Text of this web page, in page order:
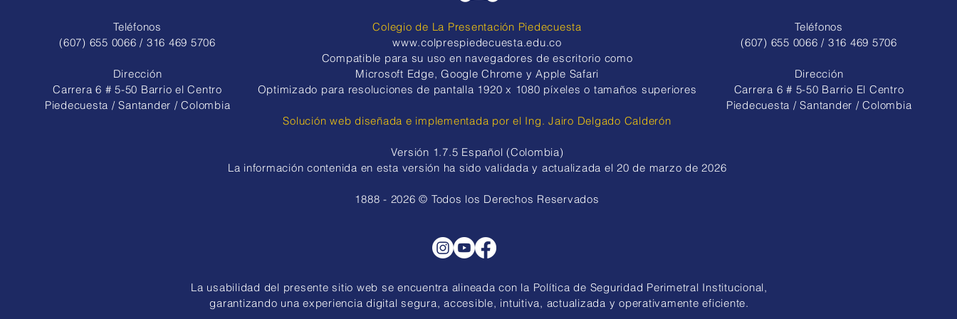
el bienestar emocional
Teléfonos
(607) 655 0066 / 316 469 5706
Dirección
Carrera 6 # 5-50 Barrio el Centro
Piedecuesta / Santander / Colombia
Colegio de La Presentación Piedecuesta
www.colprespiedecuesta.edu.co
​​Compatible para su uso en navegadores de escritorio como
Microsoft Edge, Google Chrome y Apple Safari
Optimizado para resoluciones de pantalla 1920 x 1080 píxeles o tamaños superiores
Solución web diseñada e implementada por el Ing. Jairo Delgado Calderón
Versión 1.7.5 Español (Colombia)
La información contenida en esta versión ha sido validada y actualizada el 20 de marzo de 2026
1888 - 2026 © Todos los Derechos Reservados
Teléfonos
(607) 655 0066 / 316 469 5706
Dirección
Carrera 6 # 5-50 Barrio El Centro
Piedecuesta / Santander / Colombia
La usabilidad del presente sitio web se encuentra alineada con la Política de Seguridad Perimetral Institucional,
garantizando una experiencia digital segura, accesible, intuitiva, actualizada y operativamente eficiente.